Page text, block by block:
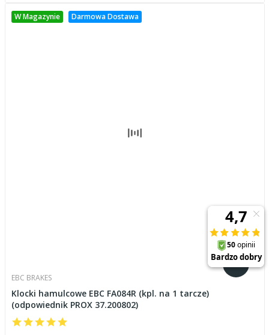
W Magazynie Darmowa Dostawa
EBC BRAKES
Klocki hamulcowe EBC FA084R (kpl. na 1 tarcze)
(odpowiednik PROX 37.200802)